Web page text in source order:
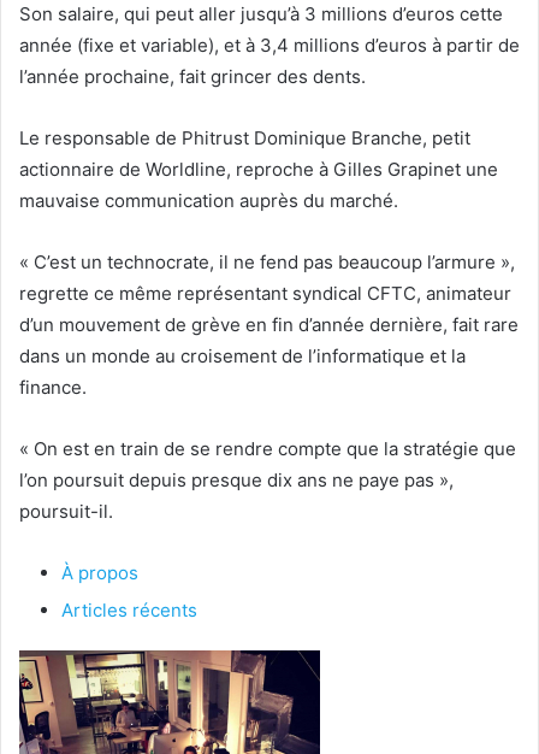
Son salaire, qui peut aller jusqu’à 3 millions d’euros cette
année (fixe et variable), et à 3,4 millions d’euros à partir de
l’année prochaine, fait grincer des dents.
Le responsable de Phitrust Dominique Branche, petit
actionnaire de Worldline, reproche à Gilles Grapinet une
mauvaise communication auprès du marché.
« C’est un technocrate, il ne fend pas beaucoup l’armure »,
regrette ce même représentant syndical CFTC, animateur
d’un mouvement de grève en fin d’année dernière, fait rare
dans un monde au croisement de l’informatique et la
finance.
« On est en train de se rendre compte que la stratégie que
l’on poursuit depuis presque dix ans ne paye pas »,
poursuit-il.
À propos
Articles récents